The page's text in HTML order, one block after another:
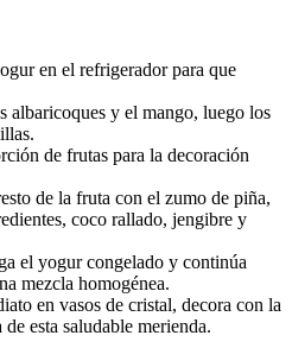
en el refrigerador para que
albaricoques y el mango, luego los
de frutas para la decoración
de la fruta con el zumo de piña,
coco rallado, jengibre y
el yogur congelado y continúa
mezcla homogénea.
en vasos de cristal, decora con la
esta saludable merienda.